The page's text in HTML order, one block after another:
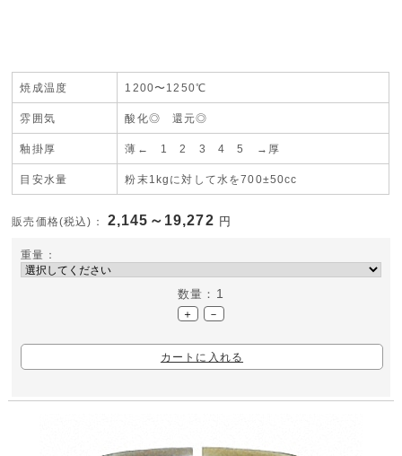
焼成温度 1200〜1250℃
雰囲気 酸化◎ 還元◎
釉掛厚 薄← 12 3 4 5 →厚
目安水量 粉末1kgに対して水を700±50cc
販売価格(税込)： 2,145～19,272 円
重量：
数量： 1
＋ －
カートに入れる